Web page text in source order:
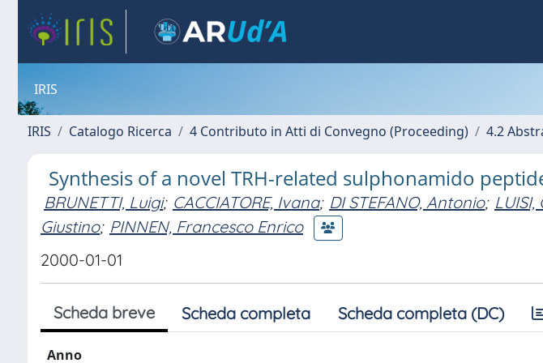
IRIS
IRIS Catalogo Ricerca 4 Contributo in Atti di Convegno (Proceeding) 4.2
Synthesis of a novel TRH-related sulphonamido
BRUNETTI, Luigi; CACCIATORE, Ivana; DI STEFANO, Antonio; LUISI,
Giustino; PINNEN, Francesco Enrico
2000-01-01
Scheda breve Scheda completa Scheda completa (DC)
Anno